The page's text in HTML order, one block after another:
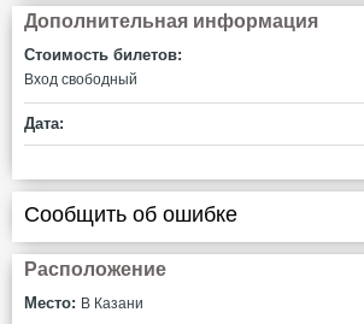
Дополнительная информация
Стоимость билетов:
Вход свободный
Дата:
Сообщить об ошибке
Расположение
Место: В Казани